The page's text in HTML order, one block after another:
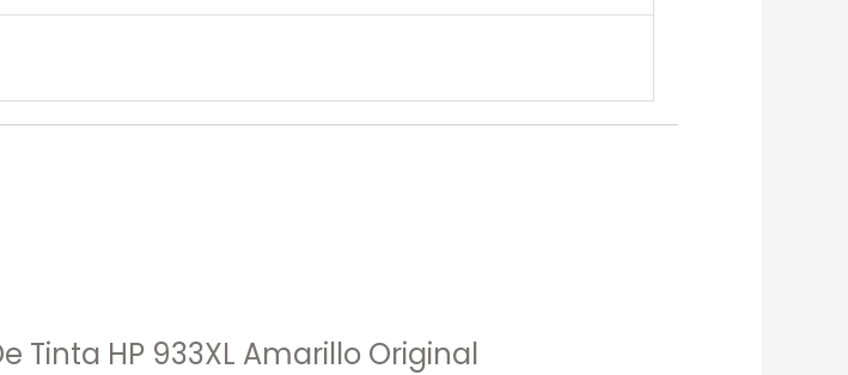
Tinta HP 933XL Amarillo Original